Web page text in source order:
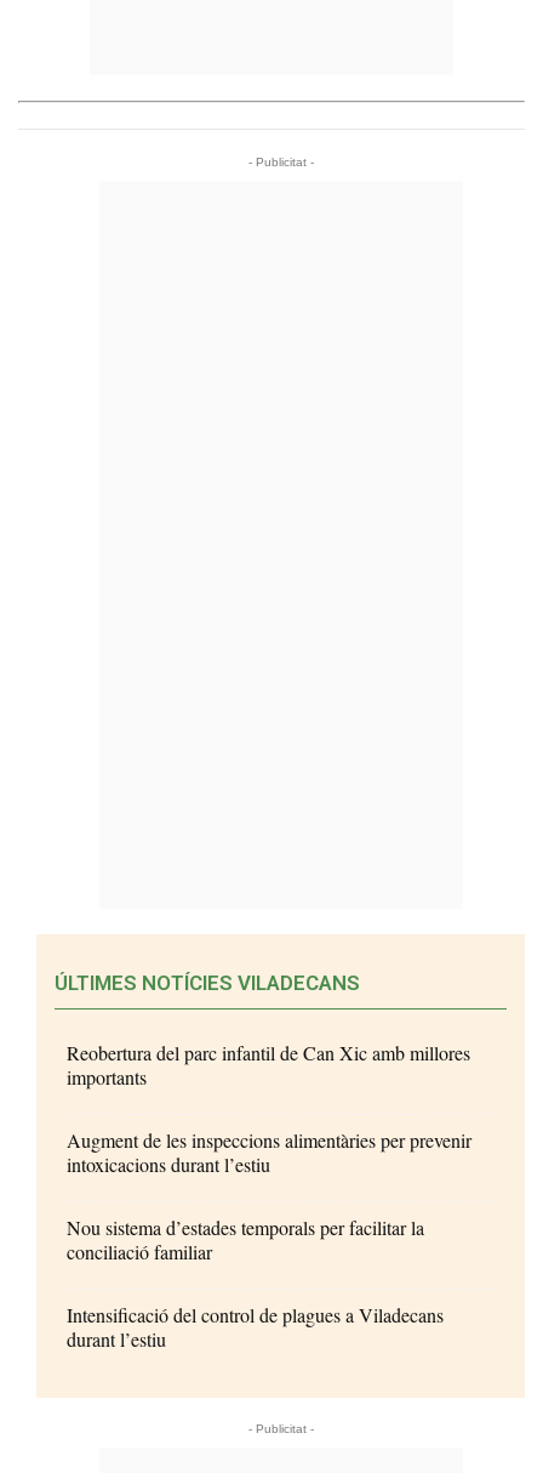
- Publicitat -
ÚLTIMES NOTÍCIES VILADECANS
Reobertura del parc infantil de Can Xic amb millores
importants
Augment de les inspeccions alimentàries per prevenir
intoxicacions durant l’estiu
Nou sistema d’estades temporals per facilitar la
conciliació familiar
Intensificació del control de plagues a Viladecans
durant l’estiu
- Publicitat -